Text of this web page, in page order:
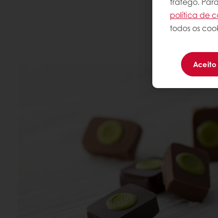
política de
todos os